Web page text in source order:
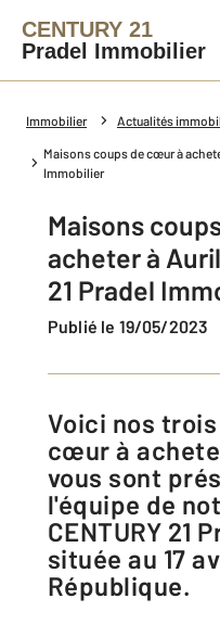
CENTURY 21
Pradel Immobilier
Immobilier Actualités
Maisons coups de cœur à
Immobilier
Maisons
acheter à
21 Pradel
Publié le 19/05/2023
Voici nos trois maisons coups de
cœur à
vous sont
l'équipe de
CENTURY 21
située au 17
République.